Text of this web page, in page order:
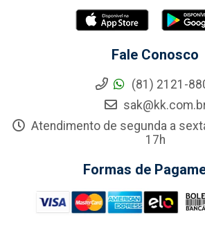
Fale Conosco
(81) 2121-
Atendimento de segunda a
17h
Formas de